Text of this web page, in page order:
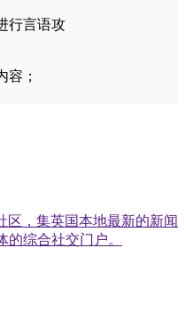
行言语攻
容；
区，集英国本地最新的新闻
综合社交门户。